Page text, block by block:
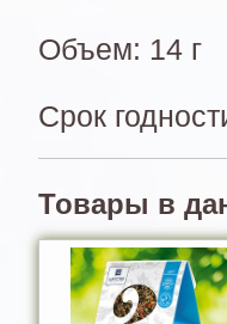
Объем: 14 г
Срок
Товары в